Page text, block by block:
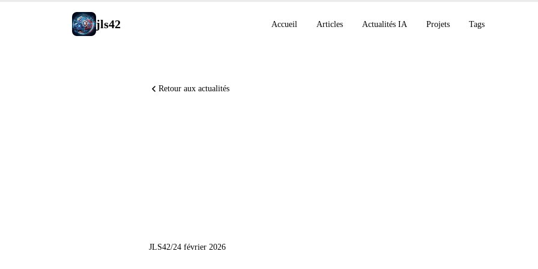
jls42 Accueil Articles Actualités IA Projets Tags
Retour aux actualités
JLS42/24 février 2026